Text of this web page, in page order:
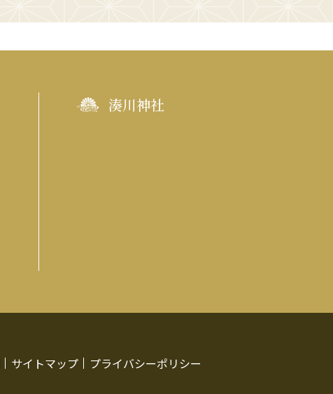
湊川神社
サイトマップ プライバシーポリシー